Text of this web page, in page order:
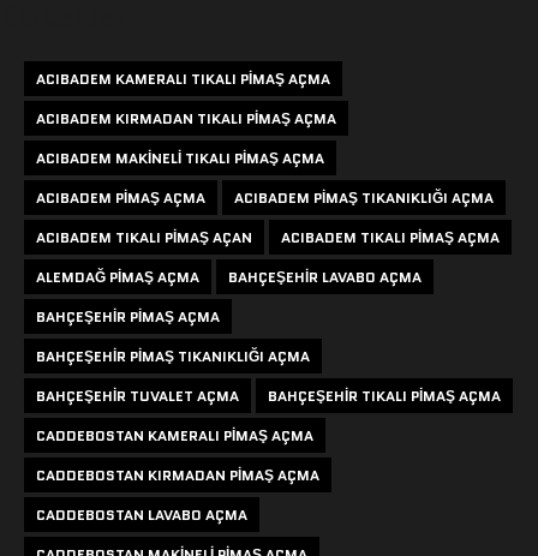
ACIBADEM KAMERALI TIKALI PIMAŞ AÇMA
ACIBADEM KIRMADAN TIKALI PIMAŞ AÇMA
ACIBADEM MAKINELI TIKALI PIMAŞ AÇMA
ACIBADEM PIMAŞ AÇMA
ACIBADEM PIMAŞ TIKANIKLIĞI AÇMA
ACIBADEM TIKALI PIMAŞ AÇAN
ACIBADEM TIKALI PIMAŞ AÇMA
ALEMDAĞ PIMAŞ AÇMA
BAHÇEŞEHIR LAVABO AÇMA
BAHÇEŞEHIR PIMAŞ AÇMA
BAHÇEŞEHIR PIMAŞ TIKANIKLIĞI AÇMA
BAHÇEŞEHIR TUVALET AÇMA
BAHÇEŞEHIR TIKALI PIMAŞ AÇMA
CADDEBOSTAN KAMERALI PIMAŞ AÇMA
CADDEBOSTAN KIRMADAN PIMAŞ AÇMA
CADDEBOSTAN LAVABO AÇMA